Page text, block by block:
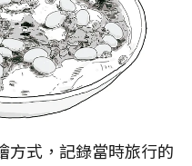
方式，記錄當時旅行的